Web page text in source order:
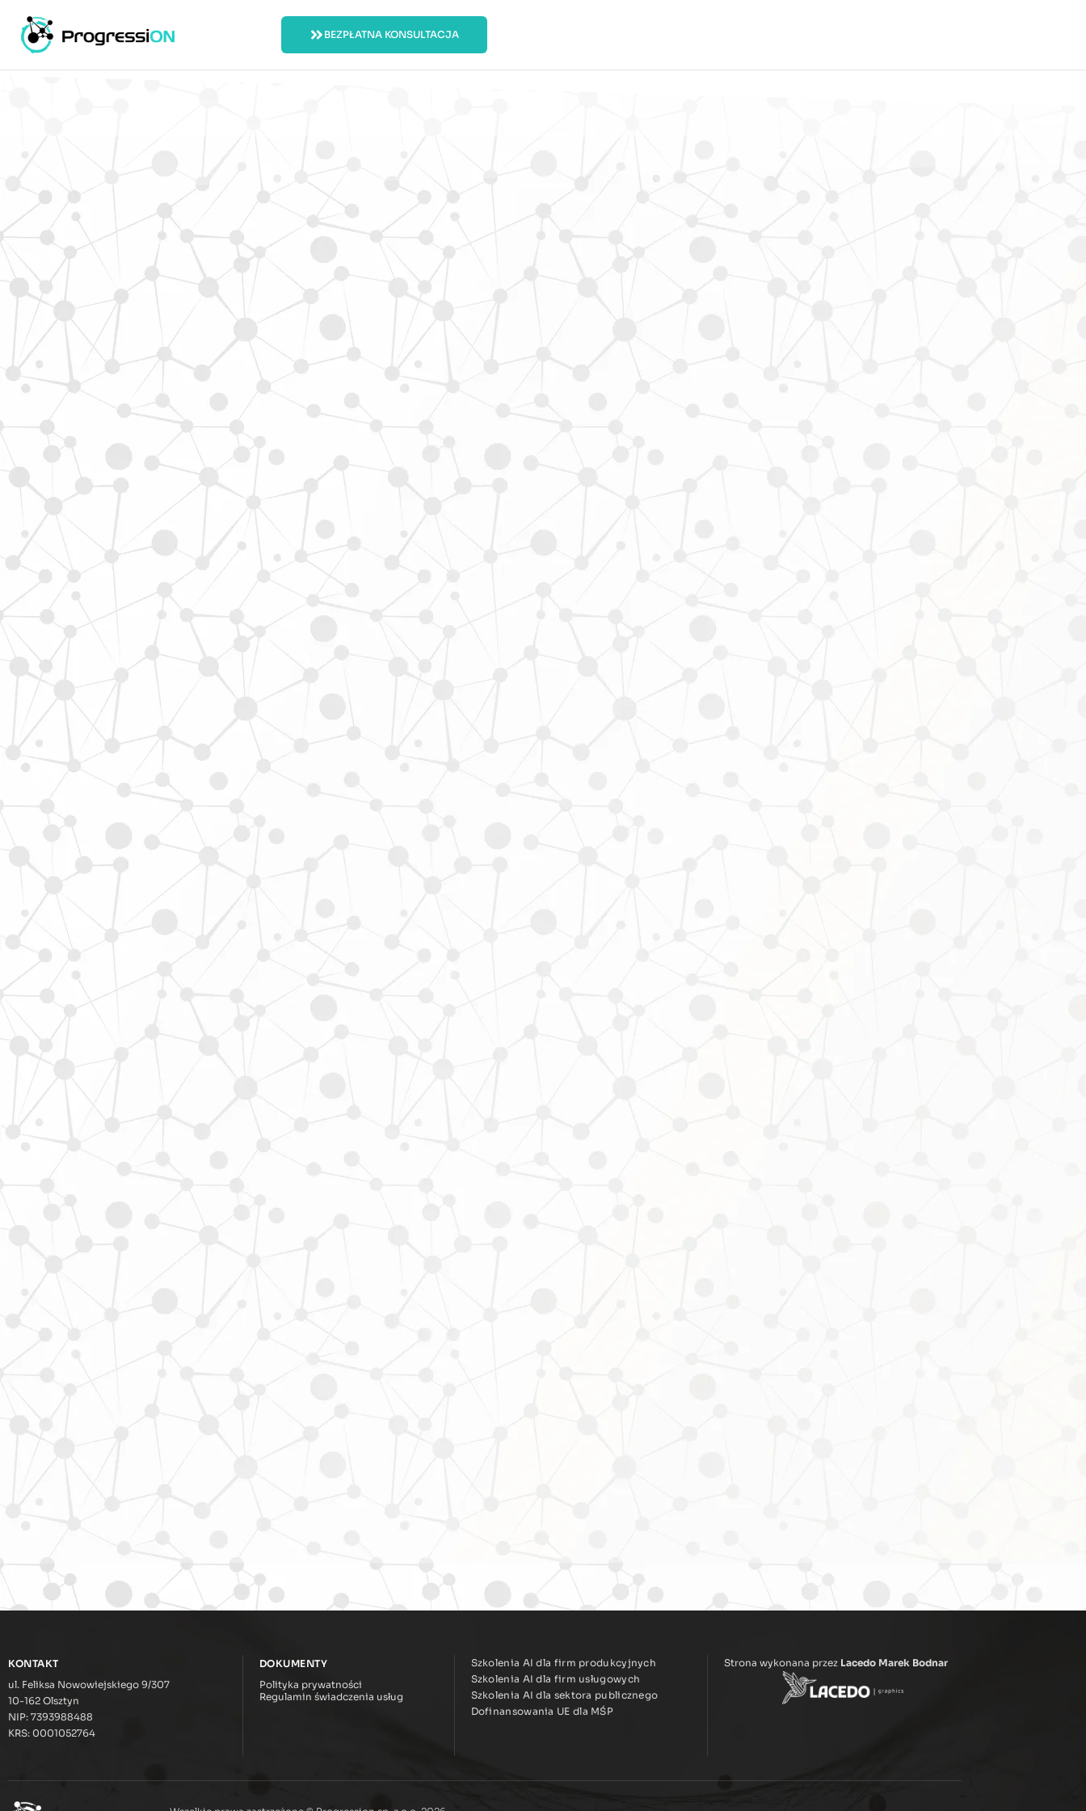
BEZPŁATNA KONSULTACJA
KONTAKT
ul. Feliksa Nowowiejskiego 9/307
10-162 Olsztyn
NIP: 7393988488
KRS: 0001052764
DOKUMENTY
Polityka prywatności
Regulamin świadczenia usług
Szkolenia AI dla firm produkcyjnych
Szkolenia AI dla firm usługowych
Szkolenia AI dla sektora publicznego
Dofinansowania UE dla MŚP
Strona wykonana przez Lacedo Marek Bodnar